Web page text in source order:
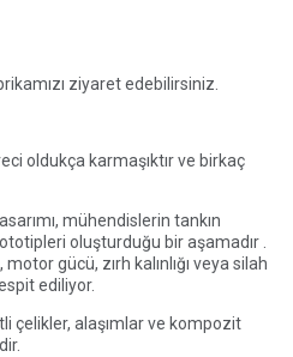
ziyaret edebilirsiniz.
oldukça karmaşıktır ve birkaç
mühendislerin tankın
oluşturduğu bir aşamadır .
gücü, zırh kalınlığı veya silah
ediliyor.
çelikler, alaşımlar ve kompozit